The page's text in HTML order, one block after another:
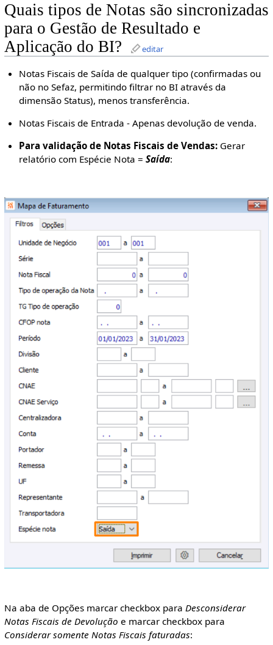
Quais tipos de Notas são sincronizadas
para o Gestão de Resultado e
Aplicação do BI?
editar
Notas Fiscais de Saída de qualquer tipo (confirmadas ou
não no Sefaz, permitindo filtrar no BI através da
dimensão Status), menos transferência.
Notas Fiscais de Entrada - Apenas devolução de venda.
Para validação de Notas Fiscais de Vendas: Gerar
relatório com Espécie Nota =Saída:
Na aba de Opções marcar checkbox para Desconsiderar
Notas Fiscais de Devolução e marcar checkbox para
Considerar somente Notas Fiscais faturadas: